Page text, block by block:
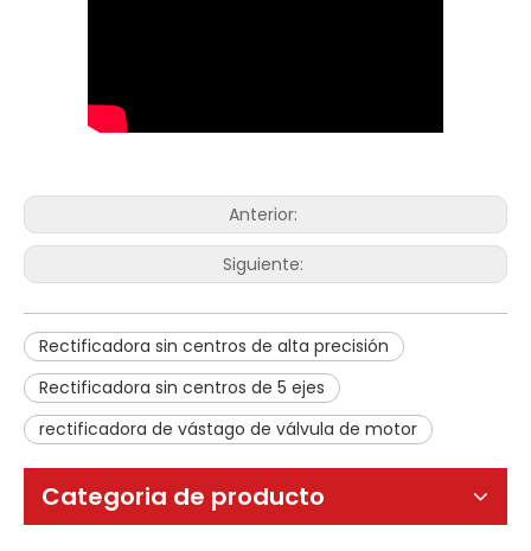
Anterior:
Siguiente:
Rectificadora sin centros de alta precisión
Rectificadora sin centros de 5 ejes
rectificadora de vástago de válvula de motor
Categoria de producto